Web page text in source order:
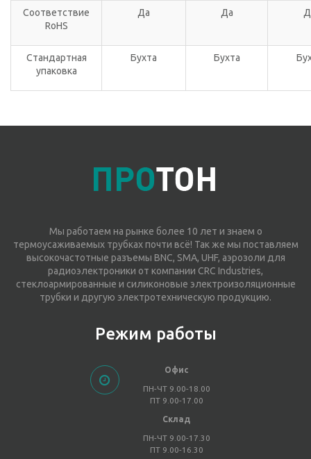
Соответствие
RoHS
Да Да
Стандартная
упаковка
Бухта Бухта
Мы работаем на рынке более 10 лет и знаем о
термоусаживаемых трубках почти всё! Так же мы поставляем
высокочастотные разъемы BNC, SMA, UHF, аэрозоли для
радиоэлектроники от компании CRC Industries,
стеклоармированные и силиконовые электроизоляционные
трубки и другую электротехническую продукцию.
Режим работы
Офис
ПН-ЧТ 9.00-18.00
ПТ 9.00-17.00
Склад
ПН-ЧТ 9.00-17.30
ПТ 9.00-16.30